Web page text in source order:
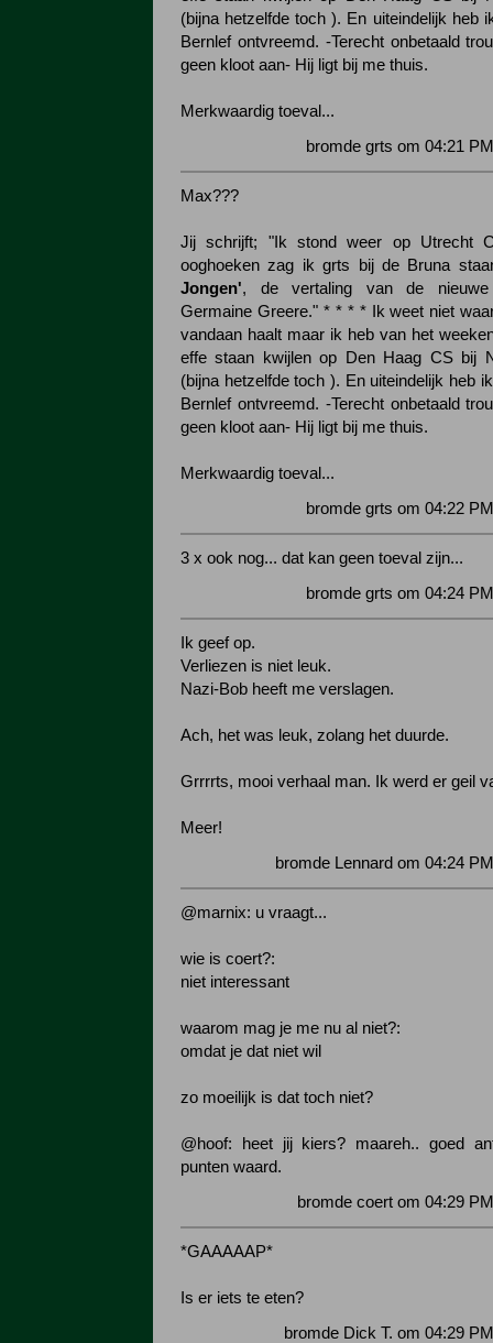
(bijna hetzelfde toch ). En uiteindelijk heb
Bernlef ontvreemd. -Terecht onbetaald
geen kloot aan- Hij ligt bij me thuis.
Merkwaardig toeval...
bromde grts om 04:21
Max???
Jij schrijft; "Ik stond weer op Utrecht
ooghoeken zag ik grts bij de Bruna
Jongen', de vertaling van de nieuwe
Germaine Greere." * * * * Ik weet niet
vandaan haalt maar ik heb van het
effe staan kwijlen op Den Haag CS bij
(bijna hetzelfde toch ). En uiteindelijk heb
Bernlef ontvreemd. -Terecht onbetaald
geen kloot aan- Hij ligt bij me thuis.
Merkwaardig toeval...
bromde grts om 04:22
3 x ook nog... dat kan geen toeval zijn...
bromde grts om 04:24
Ik geef op.
Verliezen is niet leuk.
Nazi-Bob heeft me verslagen.
Ach, het was leuk, zolang het duurde.
Grrrrts, mooi verhaal man. Ik werd er geil
Meer!
bromde Lennard om 04:24
@marnix: u vraagt...
wie is coert?:
niet interessant
waarom mag je me nu al niet?:
omdat je dat niet wil
zo moeilijk is dat toch niet?
@hoof: heet jij kiers? maareh.. goed
punten waard.
bromde coert om 04:29
*GAAAAAP*
Is er iets te eten?
bromde Dick T. om 04:29